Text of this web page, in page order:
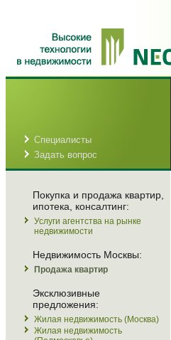
Специалисты
Задать вопрос
Покупка и продажа квартир,
ипотека, консалтинг:
Услуги агентства на рынке
недвижимости
Недвижимость Москвы:
Продажа квартир
Эксклюзивные
предложения:
Жилая недвижимость (Москва)
Жилая недвижимость